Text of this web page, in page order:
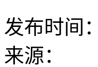
发布时间
来源：